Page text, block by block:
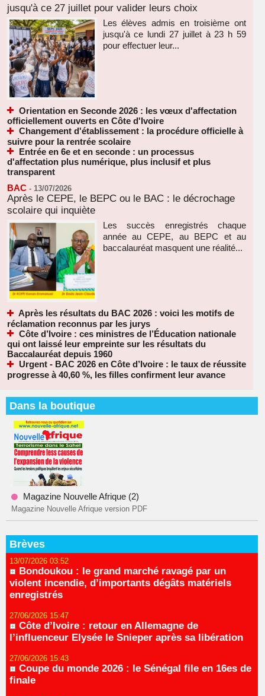
jusqu'à ce 27 juillet pour valider leurs choix
Les élèves admis en troisième ont
jusqu'à ce lundi 27 juillet à 23 h 59
pour effectuer leur...
Orientation en Seconde 2026 : les vœux d'affectation
officiellement ouverts en Côte d'Ivoire
Changement d'établissement : la procédure officielle à
suivre pour la rentrée scolaire
Entrée en 6e et en seconde : un processus
d'affectation plus numérique, plus inclusif et plus
transparent
BAC - 13/07/2026
Après le CEPE, le BEPC ou le BAC : le décrochage
scolaire qui inquiète
Les succès enregistrés chaque
année au CEPE, au BEPC et au
baccalauréat masquent une réalité...
Après les résultats du BAC 2026 : voici les motifs de
réclamation reconnus par les jurys
Côte d’Ivoire : ces ministres de l’Éducation nationale
qui ont laissé leur empreinte sur les résultats du
Baccalauréat depuis 1960
Urgent - BAC 2026 en Côte d’Ivoire : le taux de réussite
progresse à 40,60 %, les filles confirment leur avance
Dans la boutique
Magazine Nouvelle Afrique (2)
Magazine Nouvelle Afrique version PDF
Brèves
13/07/2026 03:52
Bondoukou : le grand marché ravagé par un
violent incendie, d’importants dégâts matériels
enregistrés
27/06/2026 15:47
Côte d’Ivoire : retour en Allemagne de
l’influenceur Elysée le Snieper après sa libération
27/06/2026 15:43
Coupe du monde 2026 : le Sénégal file en 16es de
finale